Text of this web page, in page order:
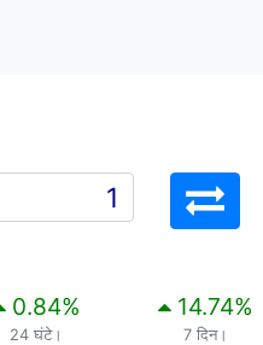
0.84%
24 घंटे।
14.74%
7 दिन।